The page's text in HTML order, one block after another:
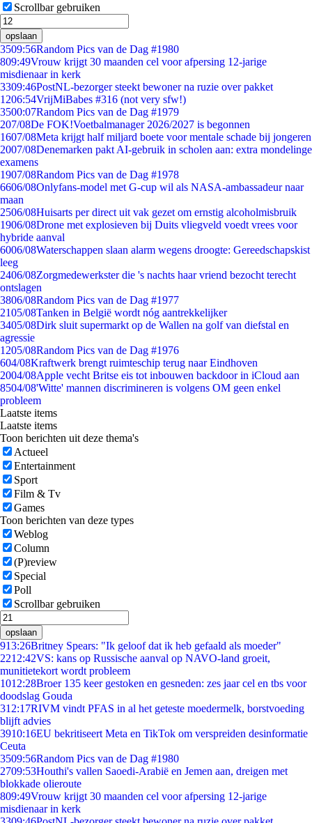
Scrollbar gebruiken
opslaan
3509:56Random Pics van de Dag #1980
809:49Vrouw krijgt 30 maanden cel voor afpersing 12-jarige
misdienaar in kerk
3309:46PostNL-bezorger steekt bewoner na ruzie over pakket
1206:54VrijMiBabes #316 (not very sfw!)
3500:07Random Pics van de Dag #1979
207/08De FOK!Voetbalmanager 2026/2027 is begonnen
1607/08Meta krijgt half miljard boete voor mentale schade bij jongeren
2007/08Denemarken pakt AI-gebruik in scholen aan: extra mondelinge
examens
1907/08Random Pics van de Dag #1978
6606/08Onlyfans-model met G-cup wil als NASA-ambassadeur naar
maan
2506/08Huisarts per direct uit vak gezet om ernstig alcoholmisbruik
1906/08Drone met explosieven bij Duits vliegveld voedt vrees voor
hybride aanval
6006/08Waterschappen slaan alarm wegens droogte: Gereedschapskist
leeg
2406/08Zorgmedewerkster die 's nachts haar vriend bezocht terecht
ontslagen
3806/08Random Pics van de Dag #1977
2105/08Tanken in België wordt nóg aantrekkelijker
3405/08Dirk sluit supermarkt op de Wallen na golf van diefstal en
agressie
1205/08Random Pics van de Dag #1976
604/08Kraftwerk brengt ruimteschip terug naar Eindhoven
2004/08Apple vecht Britse eis tot inbouwen backdoor in iCloud aan
8504/08'Witte' mannen discrimineren is volgens OM geen enkel
probleem
Laatste items
Laatste items
Toon berichten uit deze thema's
Actueel
Entertainment
Sport
Film & Tv
Games
Toon berichten van deze types
Weblog
Column
(P)review
Special
Poll
Scrollbar gebruiken
opslaan
913:26Britney Spears: "Ik geloof dat ik heb gefaald als moeder"
2212:42VS: kans op Russische aanval op NAVO-land groeit,
munitietekort wordt probleem
1012:28Broer 135 keer gestoken en gesneden: zes jaar cel en tbs voor
doodslag Gouda
312:17RIVM vindt PFAS in al het geteste moedermelk, borstvoeding
blijft advies
3910:16EU bekritiseert Meta en TikTok om verspreiden desinformatie
Ceuta
3509:56Random Pics van de Dag #1980
2709:53Houthi's vallen Saoedi-Arabië en Jemen aan, dreigen met
blokkade olieroute
809:49Vrouw krijgt 30 maanden cel voor afpersing 12-jarige
misdienaar in kerk